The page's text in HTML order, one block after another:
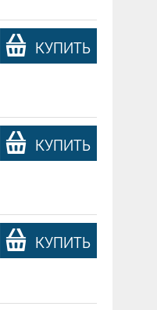
КУПИТЬ
КУПИТЬ
КУПИТЬ